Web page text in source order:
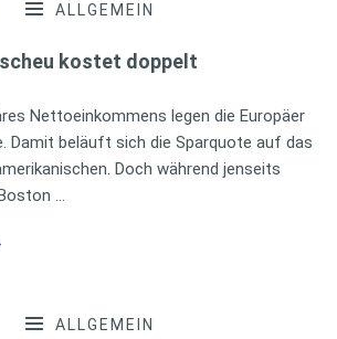
ALLGEMEIN
kostet doppelt
Nettoeinkommens legen die Europäer
Damit beläuft sich die Sparquote auf das
Doch während jenseits
…
ALLGEMEIN